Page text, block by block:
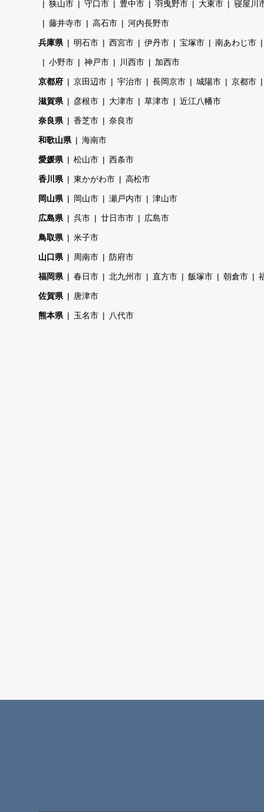
狭山市 守口市 豊中市 羽曳野市 大東市 寝屋川
藤井寺市 高石市 河内長野市
兵庫県 明石市 西宮市 伊丹市 宝塚市 南あわじ市
小野市 神戸市 川西市 加西市
京都府 京田辺市 宇治市 長岡京市 城陽市 京都市
滋賀県 彦根市 大津市 草津市 近江八幡市
奈良県 香芝市 奈良市
和歌山県 海南市
愛媛県 松山市 西条市
香川県 東かがわ市 高松市
岡山県 岡山市 瀬戸内市 津山市
広島県 呉市 廿日市市 広島市
鳥取県 米子市
山口県 周南市 防府市
福岡県 春日市 北九州市 直方市 飯塚市 朝倉市
佐賀県 唐津市
熊本県 玉名市 八代市